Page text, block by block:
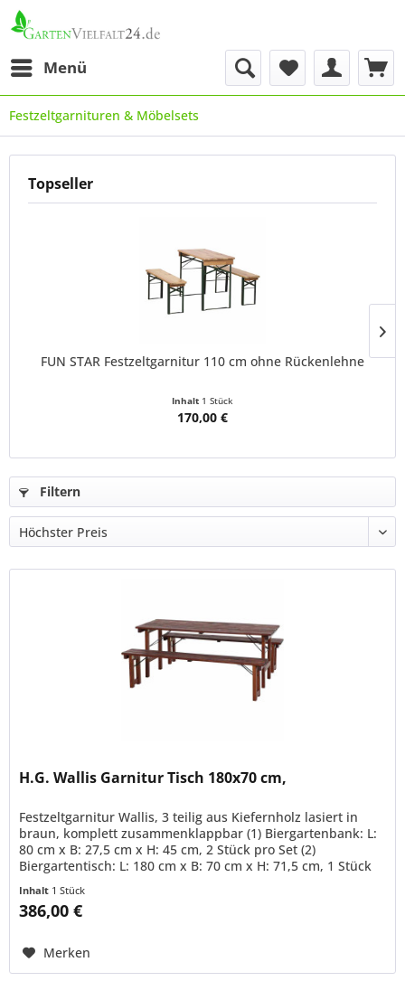
Menü
Festzeltgarnituren & Möbelsets
Topseller
FUN STAR Festzeltgarnitur 110 cm ohne Rückenlehne
Inhalt 1 Stück
170,00 €
Filtern
H.G. Wallis Garnitur Tisch 180x70 cm,
Festzeltgarnitur Wallis, 3 teilig aus Kiefernholz lasiert in
braun, komplett zusammenklappbar (1) Biergartenbank: L:
80 cm x B: 27,5 cm x H: 45 cm, 2 Stück pro Set (2)
Biergartentisch: L: 180 cm x B: 70 cm x H: 71,5 cm, 1 Stück
Inhalt 1 Stück
386,00 €
Merken